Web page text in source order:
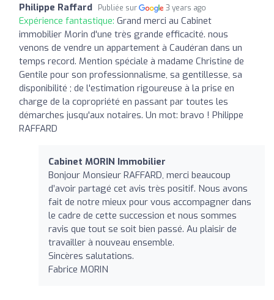
Philippe Raffard Publiée sur 3 years ago
Expérience fantastique: Grand merci au Cabinet
immobilier Morin d'une très grande efficacité. nous
venons de vendre un appartement à Caudéran dans un
temps record. Mention spéciale à madame Christine de
Gentile pour son professionnalisme, sa gentillesse, sa
disponibilité ; de l'estimation rigoureuse à la prise en
charge de la copropriété en passant par toutes les
démarches jusqu'aux notaires. Un mot: bravo ! Philippe
RAFFARD
Cabinet MORIN Immobilier
Bonjour Monsieur RAFFARD, merci beaucoup
d’avoir partagé cet avis très positif. Nous avons
fait de notre mieux pour vous accompagner dans
le cadre de cette succession et nous sommes
ravis que tout se soit bien passé. Au plaisir de
travailler à nouveau ensemble.
Sincères salutations.
Fabrice MORIN